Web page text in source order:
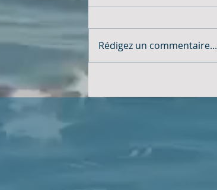
Rédigez un commentaire...